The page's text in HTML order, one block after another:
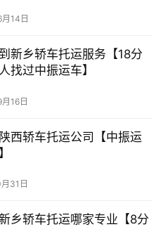
14日
新乡轿车托运服务【18分
找过中振运车】
16日
西轿车托运公司【中振运
31日
乡轿车托运哪家专业【8分